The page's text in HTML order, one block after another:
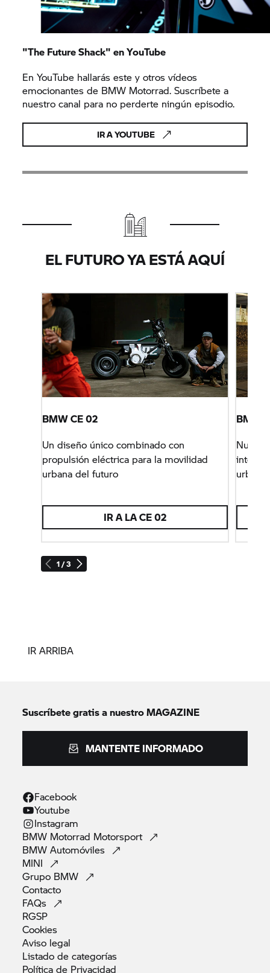
"The Future Shack" en YouTube
En YouTube hallarás este y otros vídeos
emocionantes de BMW Motorrad. Suscríbete a
nuestro canal para no perderte ningún episodio.
IR A YOUTUBE
EL FUTURO YA ESTÁ AQUÍ
1 / 3
BMW CE 02
Un diseño único combinado con
propulsión eléctrica para la movilidad
urbana del futuro
IR A LA CE 02
BMW
integra
IR ARRIBA
Suscríbete gratis a nuestro MAGAZINE
MANTENTE INFORMADO
Facebook
Youtube
Instagram
BMW Motorrad Motorsport
BMWAutomóviles
MINI
Grupo BMW
Contacto
FAQs
RGSP
Cookies
Aviso legal
Listado decategorías
Política de Privacidad